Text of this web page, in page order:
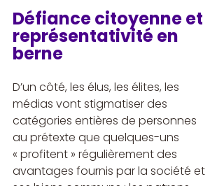
Défiance citoyenne et
représentativité en
berne
D’un côté, les élus, les élites, les
médias vont stigmatiser des
catégories entières de personnes
au prétexte que quelques-uns
« profitent » régulièrement des
avantages fournis par la société et